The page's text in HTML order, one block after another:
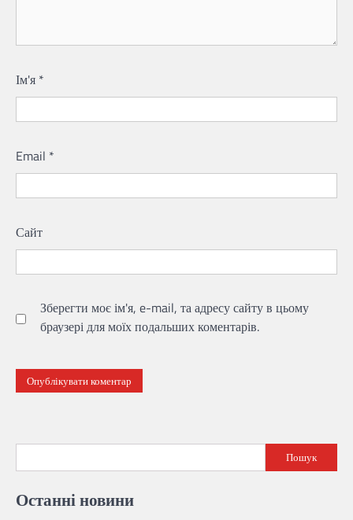
Ім'я *
Email *
Сайт
Зберегти моє ім'я, e-mail, та адресу сайту в цьому
браузері для моїх подальших коментарів.
Пошук
Останні новини